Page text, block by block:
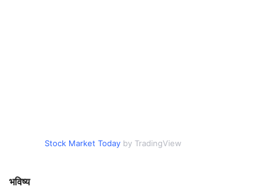
Stock Market Today by TradingView
भविष्य